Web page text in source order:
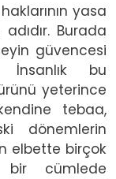
yasa
Burada
güvencesi
İnsanlık bu
yeterince
tebaa,
dönemlerin
elbette birçok
cümlede